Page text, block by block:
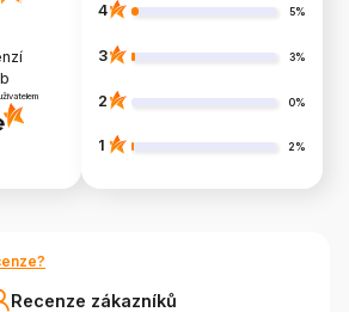
4 5%
3 3%
2 0%
1 2%
Recenze zákazníků